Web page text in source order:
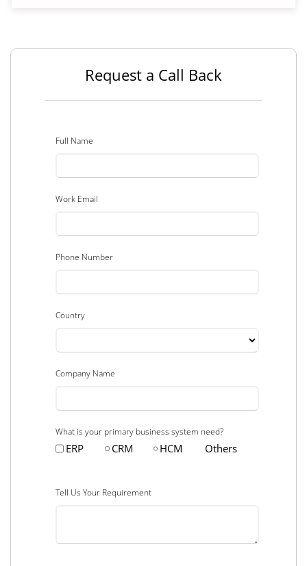
Request a Call Back
Full Name
Work Email
Phone Number
Country
Company Name
What is your primary business system need?
ERP CRM HCM Others
Tell Us Your Requirement